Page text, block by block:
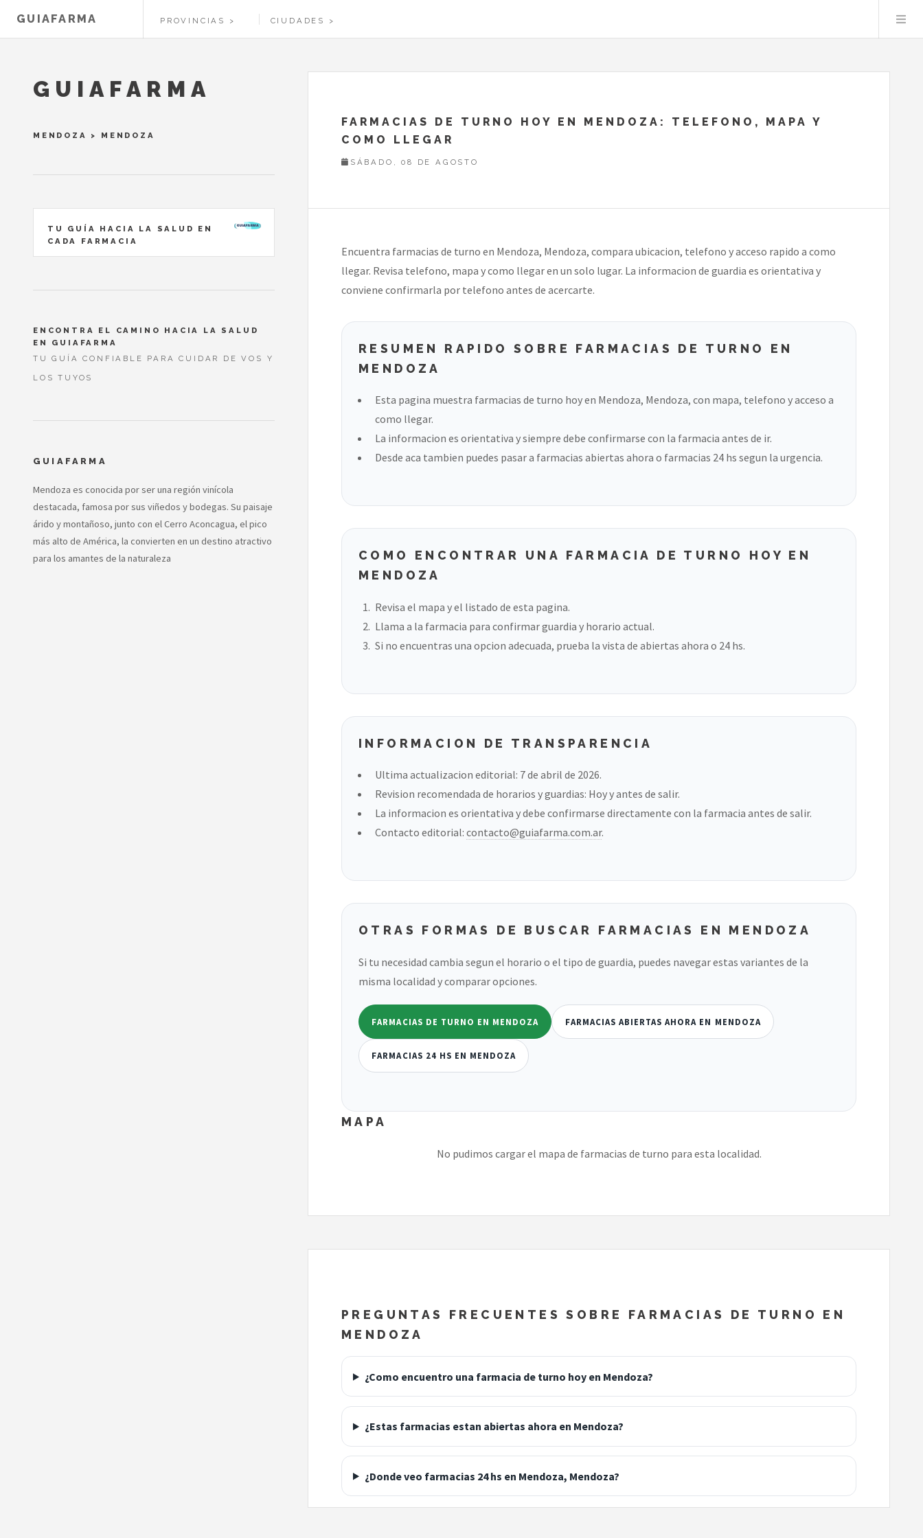
GUIAFARMA PROVINCIAS CIUDADES
FARMACIAS DE TURNO HOY EN MENDOZA: TELEFONO, MAPA Y
COMO LLEGAR
SÁBADO, 08 DE AGOSTO
Encuentra farmacias de turno en Mendoza, Mendoza, compara ubicacion, telefono y acceso rapido a como
llegar. Revisa telefono, mapa y como llegar en un solo lugar. La informacion de guardia es orientativa y
conviene confirmarla por telefono antes de acercarte.
RESUMEN RAPIDO SOBRE FARMACIAS DE TURNO EN
MENDOZA
Esta pagina muestra farmacias de turno hoy en Mendoza, Mendoza, con mapa, telefono y acceso a
como llegar.
La informacion es orientativa y siempre debe confirmarse con la farmacia antes de ir.
Desde aca tambien puedes pasar a farmacias abiertas ahora o farmacias 24 hs segun la urgencia.
COMO ENCONTRAR UNA FARMACIA DE TURNO HOY EN
MENDOZA
Revisa el mapa y el listado de esta pagina.
Llama a la farmacia para confirmar guardia y horario actual.
Si no encuentras una opcion adecuada, prueba la vista de abiertas ahora o 24 hs.
INFORMACION DE TRANSPARENCIA
Ultima actualizacion editorial: 7 de abril de 2026.
Revision recomendada de horarios y guardias: Hoy y antes de salir.
La informacion es orientativa y debe confirmarse directamente con la farmacia antes de salir.
Contacto editorial: contacto@guiafarma.com.ar.
OTRAS FORMAS DE BUSCAR FARMACIAS EN MENDOZA
Si tu necesidad cambia segun el horario o el tipo de guardia, puedes navegar estas variantes de la
misma localidad y comparar opciones.
FARMACIAS DE TURNO EN MENDOZA FARMACIAS ABIERTAS AHORA EN MENDOZA
FARMACIAS 24 HS EN MENDOZA
MAPA
No pudimos cargar el mapa de farmacias de turno para esta localidad.
PREGUNTAS FRECUENTES SOBRE FARMACIAS DE TURNO EN
MENDOZA
¿Como encuentro una farmacia de turno hoy en Mendoza?
¿Estas farmacias estan abiertas ahora en Mendoza?
¿Donde veo farmacias 24 hs en Mendoza, Mendoza?
GUIAFARMA
MENDOZA > MENDOZA
TU GUÍA HACIA LA SALUD EN
CADA FARMACIA
ENCONTRA EL CAMINO HACIA LA SALUD
EN GUIAFARMA
TU GUÍA CONFIABLE PARA CUIDAR DE VOS Y
LOS TUYOS
GUIAFARMA
Mendoza es conocida por ser una región vinícola
destacada, famosa por sus viñedos y bodegas. Su paisaje
árido y montañoso, junto con el Cerro Aconcagua, el pico
más alto de América, la convierten en un destino atractivo
para los amantes de la naturaleza